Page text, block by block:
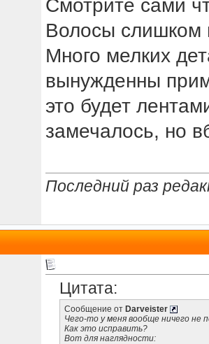
Смотрите сами
Волосы слишком
Много мелких
вынужденны
это будет
замечалось, но
Последний раз
Цитата:
Сообщение от Darveister
Чего-то у меня вообще ничего не
Как это исправить?
Вот для наглядности: